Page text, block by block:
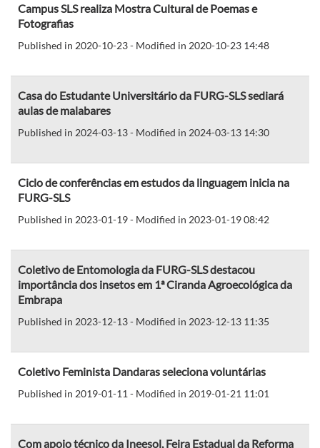
Campus SLS realiza Mostra Cultural de Poemas e
Fotografias
Published in 2020-10-23 - Modified in 2020-10-23 14:48
Casa do Estudante Universitário da FURG-SLS sediará
aulas de malabares
Published in 2024-03-13 - Modified in 2024-03-13 14:30
Ciclo de conferências em estudos da linguagem inicia na
FURG-SLS
Published in 2023-01-19 - Modified in 2023-01-19 08:42
Coletivo de Entomologia da FURG-SLS destacou
importância dos insetos em 1ª Ciranda Agroecológica da
Embrapa
Published in 2023-12-13 - Modified in 2023-12-13 11:35
Coletivo Feminista Dandaras seleciona voluntárias
Published in 2019-01-11 - Modified in 2019-01-21 11:01
Com apoio técnico da Ineesol, Feira Estadual da Reforma